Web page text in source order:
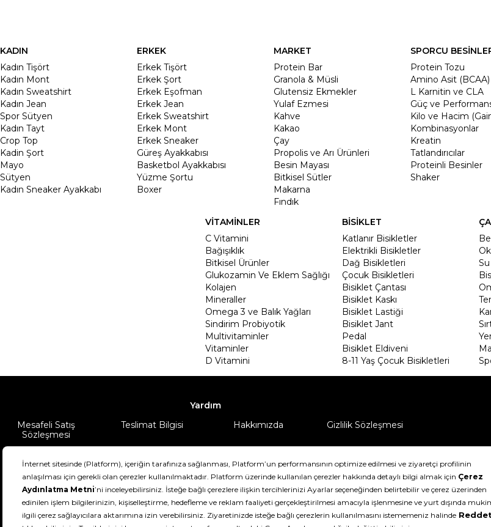
KADIN
Kadın Tişört
Kadın Mont
Kadın Sweatshirt
Kadın Jean
Spor Sütyen
Kadın Tayt
Crop Top
Kadin Şort
Mayo
Sütyen
Kadın Sneaker Ayakkabı
ERKEK
Erkek Tişört
Erkek Şort
Erkek Eşofman
Erkek Jean
Erkek Sweatshirt
Erkek Mont
Erkek Sneaker
Güreş Ayakkabısı
Basketbol Ayakkabısı
Yüzme Şortu
Boxer
MARKET
Protein Bar
Granola & Müsli
Glutensiz Ekmekler
Yulaf Ezmesi
Kahve
Kakao
Çay
Propolis ve Arı Ürünleri
Besin Mayası
Bitkisel Sütler
Makarna
Fındık
SPORCU
Protein Tozu
Amino Asit (BCAA)
L Karnitin ve CLA
Güç ve
Kilo ve Hacim
Kombinasyonlar
Kreatin
Tatlandırıcılar
Proteinli Besinler
Shaker
VİTAMİNLER
C Vitamini
Bağışıklık
Bitkisel Ürünler
Glukozamin Ve Eklem Sağlığı
Kolajen
Mineraller
Omega 3 ve Balık Yağları
Sindirim Probiyotik
Multivitaminler
Vitaminler
D Vitamini
BİSİKLET
Katlanır Bisikletler
Elektrikli Bisikletler
Dağ Bisikletleri
Çocuk Bisikletleri
Bisiklet Çantası
Bisiklet Kaskı
Bisiklet Lastiği
Bisiklet Jant
Pedal
Bisiklet Eldiveni
8-11 Yaş Çocuk Bisikletleri
Su
Yardım
Mesafeli Satış
Sözleşmesi
Teslimat Bilgisi Hakkımızda Gizlilik Sözleşmesi